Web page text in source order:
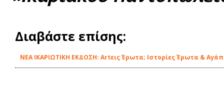
Διαβάστε επίσης:
ΝΕΑ ΙΚΑΡΙΩΤΙΚΗ ΕΚΔΟΣΗ: Artεις Έρωτα; Ιστορίες Έρωτα &